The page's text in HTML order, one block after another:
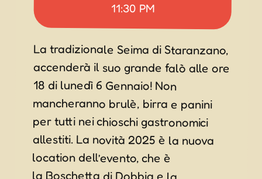
11:30 PM
La tradizionale Seima di Staranzano,
accenderà il suo grande falò alle ore
18 di lunedì 6 Gennaio! Non
mancheranno brulè, birra e panini
per tutti nei chioschi gastronomici
allestiti. La novità 2025 è la nuova
location dell’evento, che è
la Boschetta di Dobbia e la
realizzazione in collaborazione con
La Ferula azienda agricola di